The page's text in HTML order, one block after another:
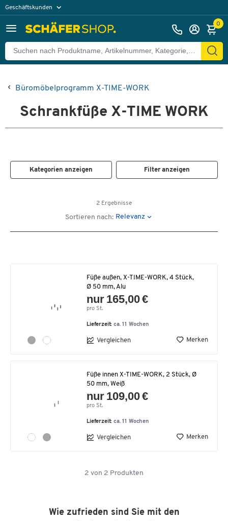
Geschäftskunden
0
Büromöbelprogramm X-TIME-WORK
Schrankfüße X-TIME WORK
Kategorien anzeigen Filter anzeigen
2 Ergebnisse
Sortieren nach: Relevanz
Füße außen, X-TIME-WORK, 4 Stück,
Ø 50 mm, Alu
nur 165,00 €
pro St.
Lieferzeit:ca. 11 Wochen
Vergleichen Merken
Füße innen X-TIME-WORK, 2 Stück, Ø
50 mm, Weiß
nur 109,00 €
pro St.
Lieferzeit:ca. 11 Wochen
Vergleichen Merken
2 von 2 Produkten
Wie zufrieden sind Sie mit den